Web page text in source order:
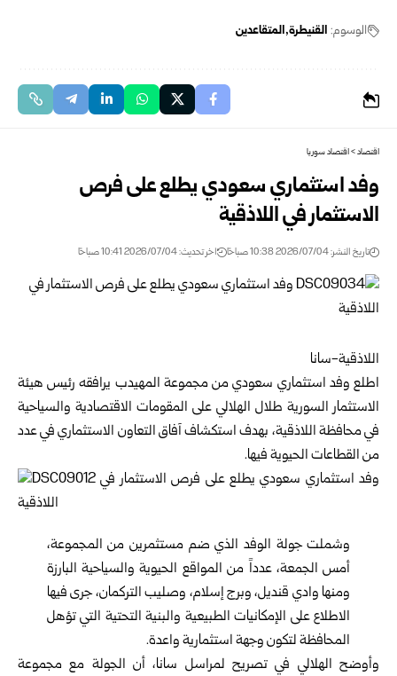
الوسوم: القنيطرة المتقاعدين
اقتصاد>اقتصاد سوريا
وفد استثماري سعودي يطلع على فرص
الاستثمار في ‏اللاذقية‎ ‎
تاريخ النشر: 2026/07/04 10:38 صباحًا اخر تحديث: 2026/07/04 10:41 صباحًا
اللاذقية-سانا
‏اطلع وفد استثماري سعودي من مجموعة المهيدب يرافقه ‏رئيس ‏ هيئة
الاستثمار السورية طلال الهلالي على ‏المقومات ‏الاقتصادية والسياحية
في محافظةاللاذقية، ‏بهدف استكشاف ‏آفاق التعاون الاستثماري في عدد
من ‏القطاعات الحيوية فيها‎.‎
وشملت جولة الوفد الذي ضم مستثمرين من المجموعة،
أمس الجمعة، عدداً من المواقع ‏الحيوية والسياحية ‏البارزة
ومنها وادي قنديل، وبرج ‏إسلام، وصليب التركمان، ‏جرى فيها
الاطلاع على ‏الإمكانيات الطبيعية والبنية التحتية التي ‏تؤهل
المحافظة ‏لتكون وجهة استثمارية واعدة‎.‎
وأوضح الهلالي في تصريح لمراسل سانا، أن الجولة مع ‏مجموعة